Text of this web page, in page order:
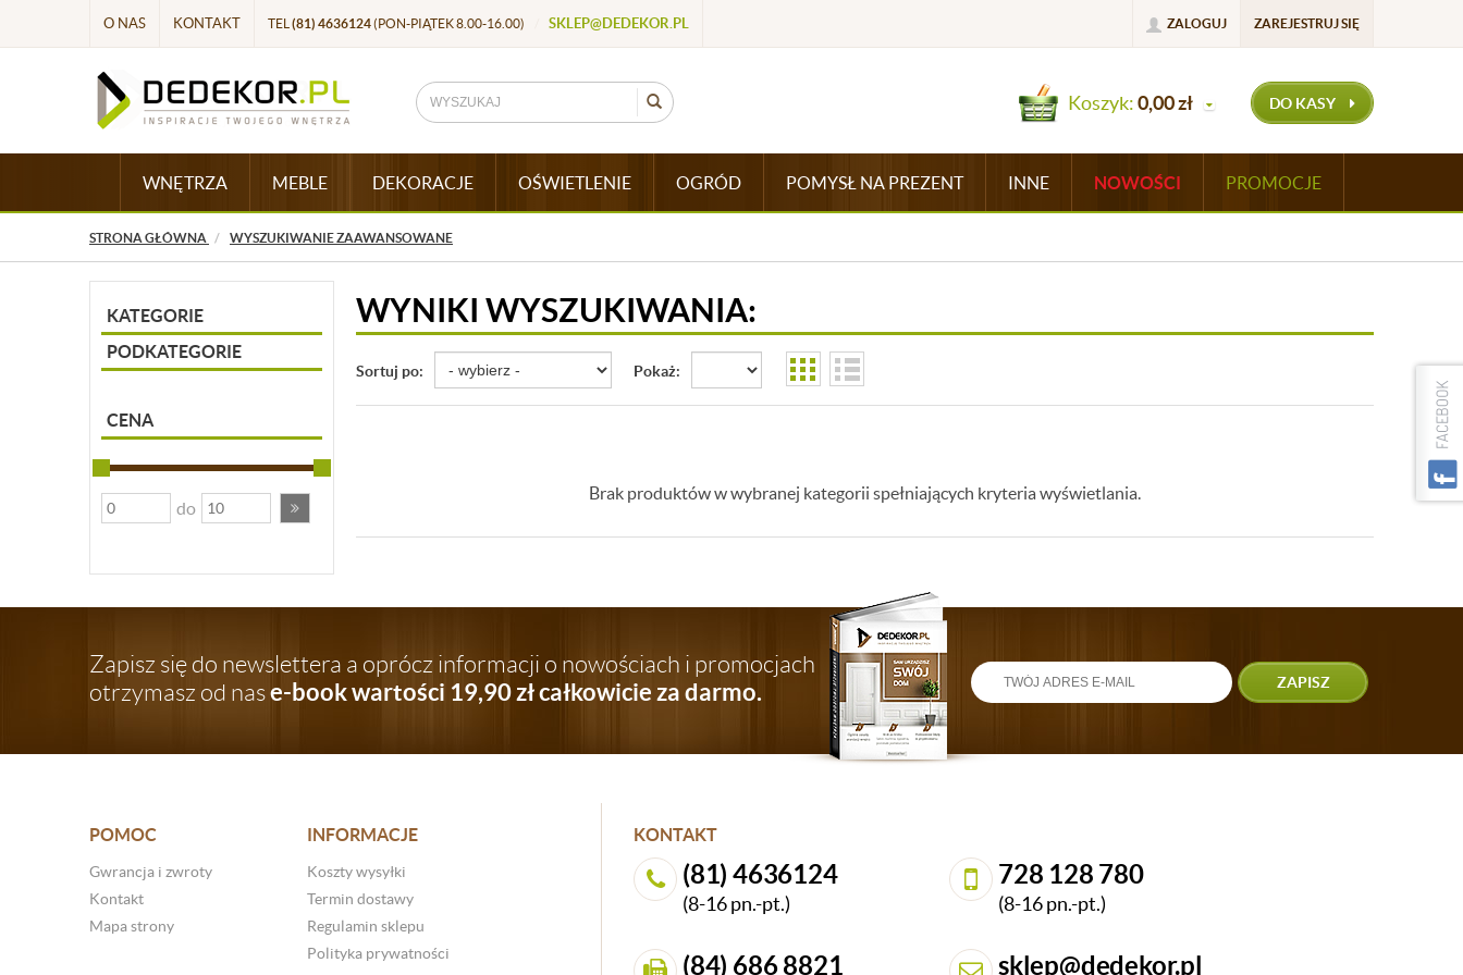
O NAS KONTAKT TEL (81) 4636124(PON-PIĄTEK 8.00-16.00) SKLEP@DEDEKOR.PL ZALOGUJ ZAREJESTRUJ SIĘ
Koszyk:0,00zł DO KASY
WNĘTRZA MEBLE DEKORACJE OŚWIETLENIE OGRÓD POMYSŁ NA PREZENT INNE NOWOŚCI PROMOCJE
STRONA GŁÓWNA WYSZUKIWANIE ZAAWANSOWANE
KATEGORIE
PODKATEGORIE
CENA
do
WYNIKI WYSZUKIWANIA:
Sortuj po: Pokaż:
Brak produktów w wybranej kategorii spełniających kryteria wyświetlania.
Zapisz się do newslettera a oprócz informacji o nowościach i promocjach
otrzymasz od nase-book wartości 19,90 zł całkowicie za darmo. ZAPISZ
POMOC
Gwrancja i zwroty
Kontakt
Mapa strony
INFORMACJE
Koszty wysyłki
Termin dostawy
Regulamin sklepu
Polityka prywatności
KONTAKT
(81) 4636124
(8-16 pn.-pt.)
728 128 780
(8-16 pn.-pt.)
(84) 686 8821 sklep@dedekor.pl